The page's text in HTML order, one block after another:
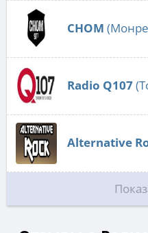
CHOM
Radio Q107
Alternative